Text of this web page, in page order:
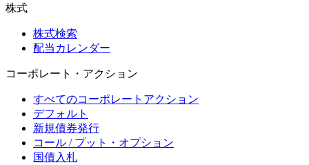
株式
株式検索
配当カレンダー
コーポレート・アクション
すべてのコーポレートアクション
デフォルト
新規債券発行
コール / プット・オプション
国債入札